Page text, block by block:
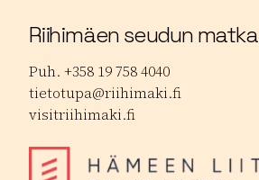
Riihimäen seudun
Puh. +358 19 758 4040
tietotupa@riihimaki.fi
visitriihimaki.fi